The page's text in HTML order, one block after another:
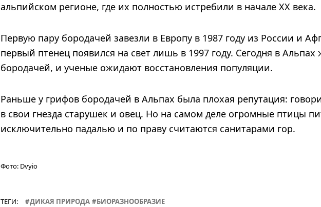
альпийском регионе, где их полностью истребили в начале XX века.
Первую пару бородачей завезли в Европу в 1987 году из России и
первый птенец появился на свет лишь в 1997 году. Сегодня в Альпах
бородачей, и ученые ожидают восстановления популяции.
Раньше у грифов бородачей в Альпах была плохая репутация:
в свои гнезда старушек и овец. Но на самом деле огромные птицы
исключительно падалью и по праву считаются санитарами гор.
Фото: Dvyio
ТЕГИ: ДИКАЯ ПРИРОДА БИОРАЗНООБРАЗИЕ